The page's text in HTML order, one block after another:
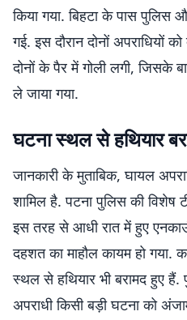
किया गया. बिहटा के पास पुलिस
गई. इस दौरान दोनों अपराधियों
दोनों के पैर में गोली लगी, जिसके
ले जाया गया.
घटना स्थल से हथियार
जानकारी के मुताबिक, घायल
शामिल है. पटना पुलिस की विशेष
इस तरह से आधी रात में हुए
दहशत का माहौल कायम हो गया.
स्थल से हथियार भी बरामद हुए
अपराधी किसी बड़ी घटना को